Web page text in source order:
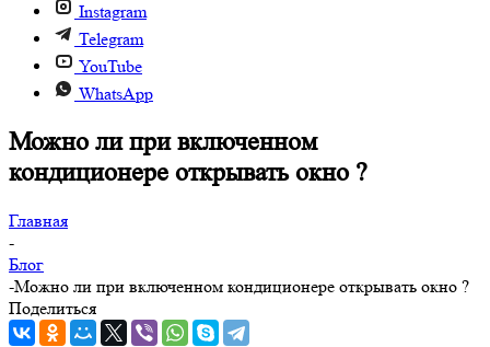
Instagram
Telegram
YouTube
WhatsApp
Можно ли при включенном
кондиционере открывать окно ?
Главная
-
Блог
-Можно ли при включенном кондиционере открывать окно ?
Поделиться